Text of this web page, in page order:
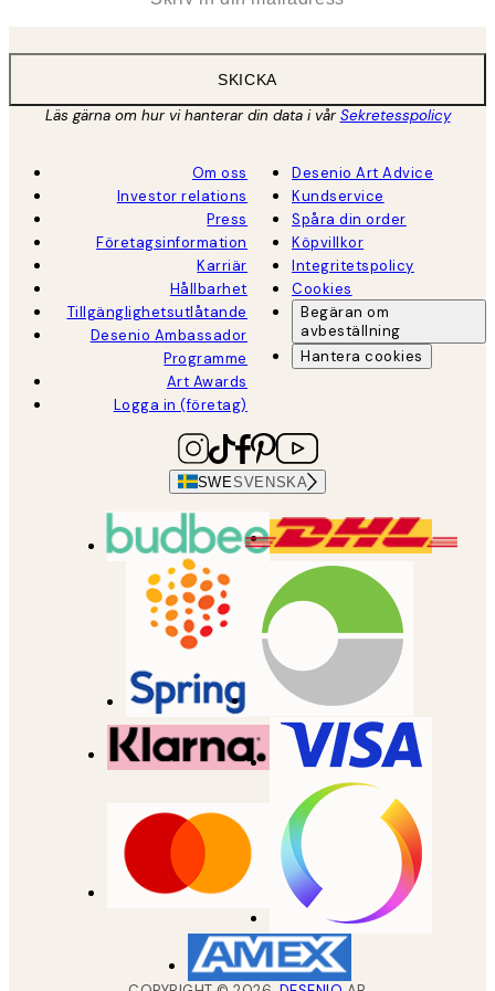
SKICKA
Läs gärna om hur vi hanterar din data i vårSekretesspolicy
Om oss
Investor relations
Press
Företagsinformation
Karriär
Hållbarhet
Tillgänglighetsutlåtande
Desenio Ambassador
Programme
Art Awards
Logga in (företag)
Desenio Art Advice
Kundservice
Spåra din order
Köpvillkor
Integritetspolicy
Cookies
Begäran om
avbeställning
Hantera cookies
SWESVENSKA